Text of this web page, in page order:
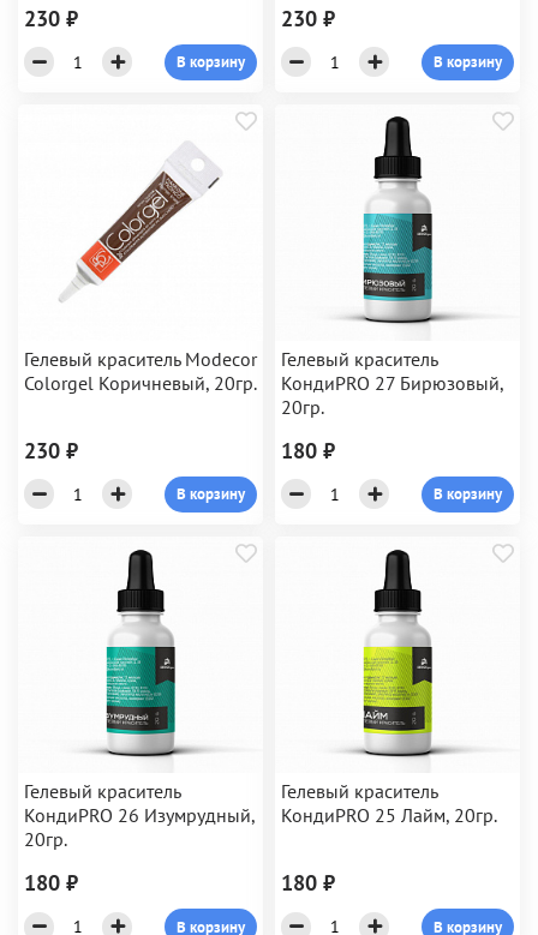
230 ₽
В корзину
230 ₽
В корзину
Гелевый краситель Modecor
Colorgel Коричневый, 20гр.
230 ₽
В корзину
Гелевый краситель
КондиPRO 27 Бирюзовый,
20гр.
180 ₽
В корзину
Гелевый краситель
КондиPRO 26 Изумрудный,
20гр.
180 ₽
В корзину
Гелевый краситель
КондиPRO 25 Лайм, 20гр.
180 ₽
В корзину